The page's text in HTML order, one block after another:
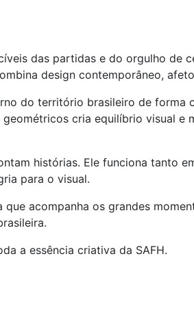
das partidas e do orgulho de
design contemporâneo,
do território brasileiro de forma
cria equilíbrio visual e
histórias. Ele funciona tanto
para o visual.
acompanha os grandes
a essência criativa da SAFH.